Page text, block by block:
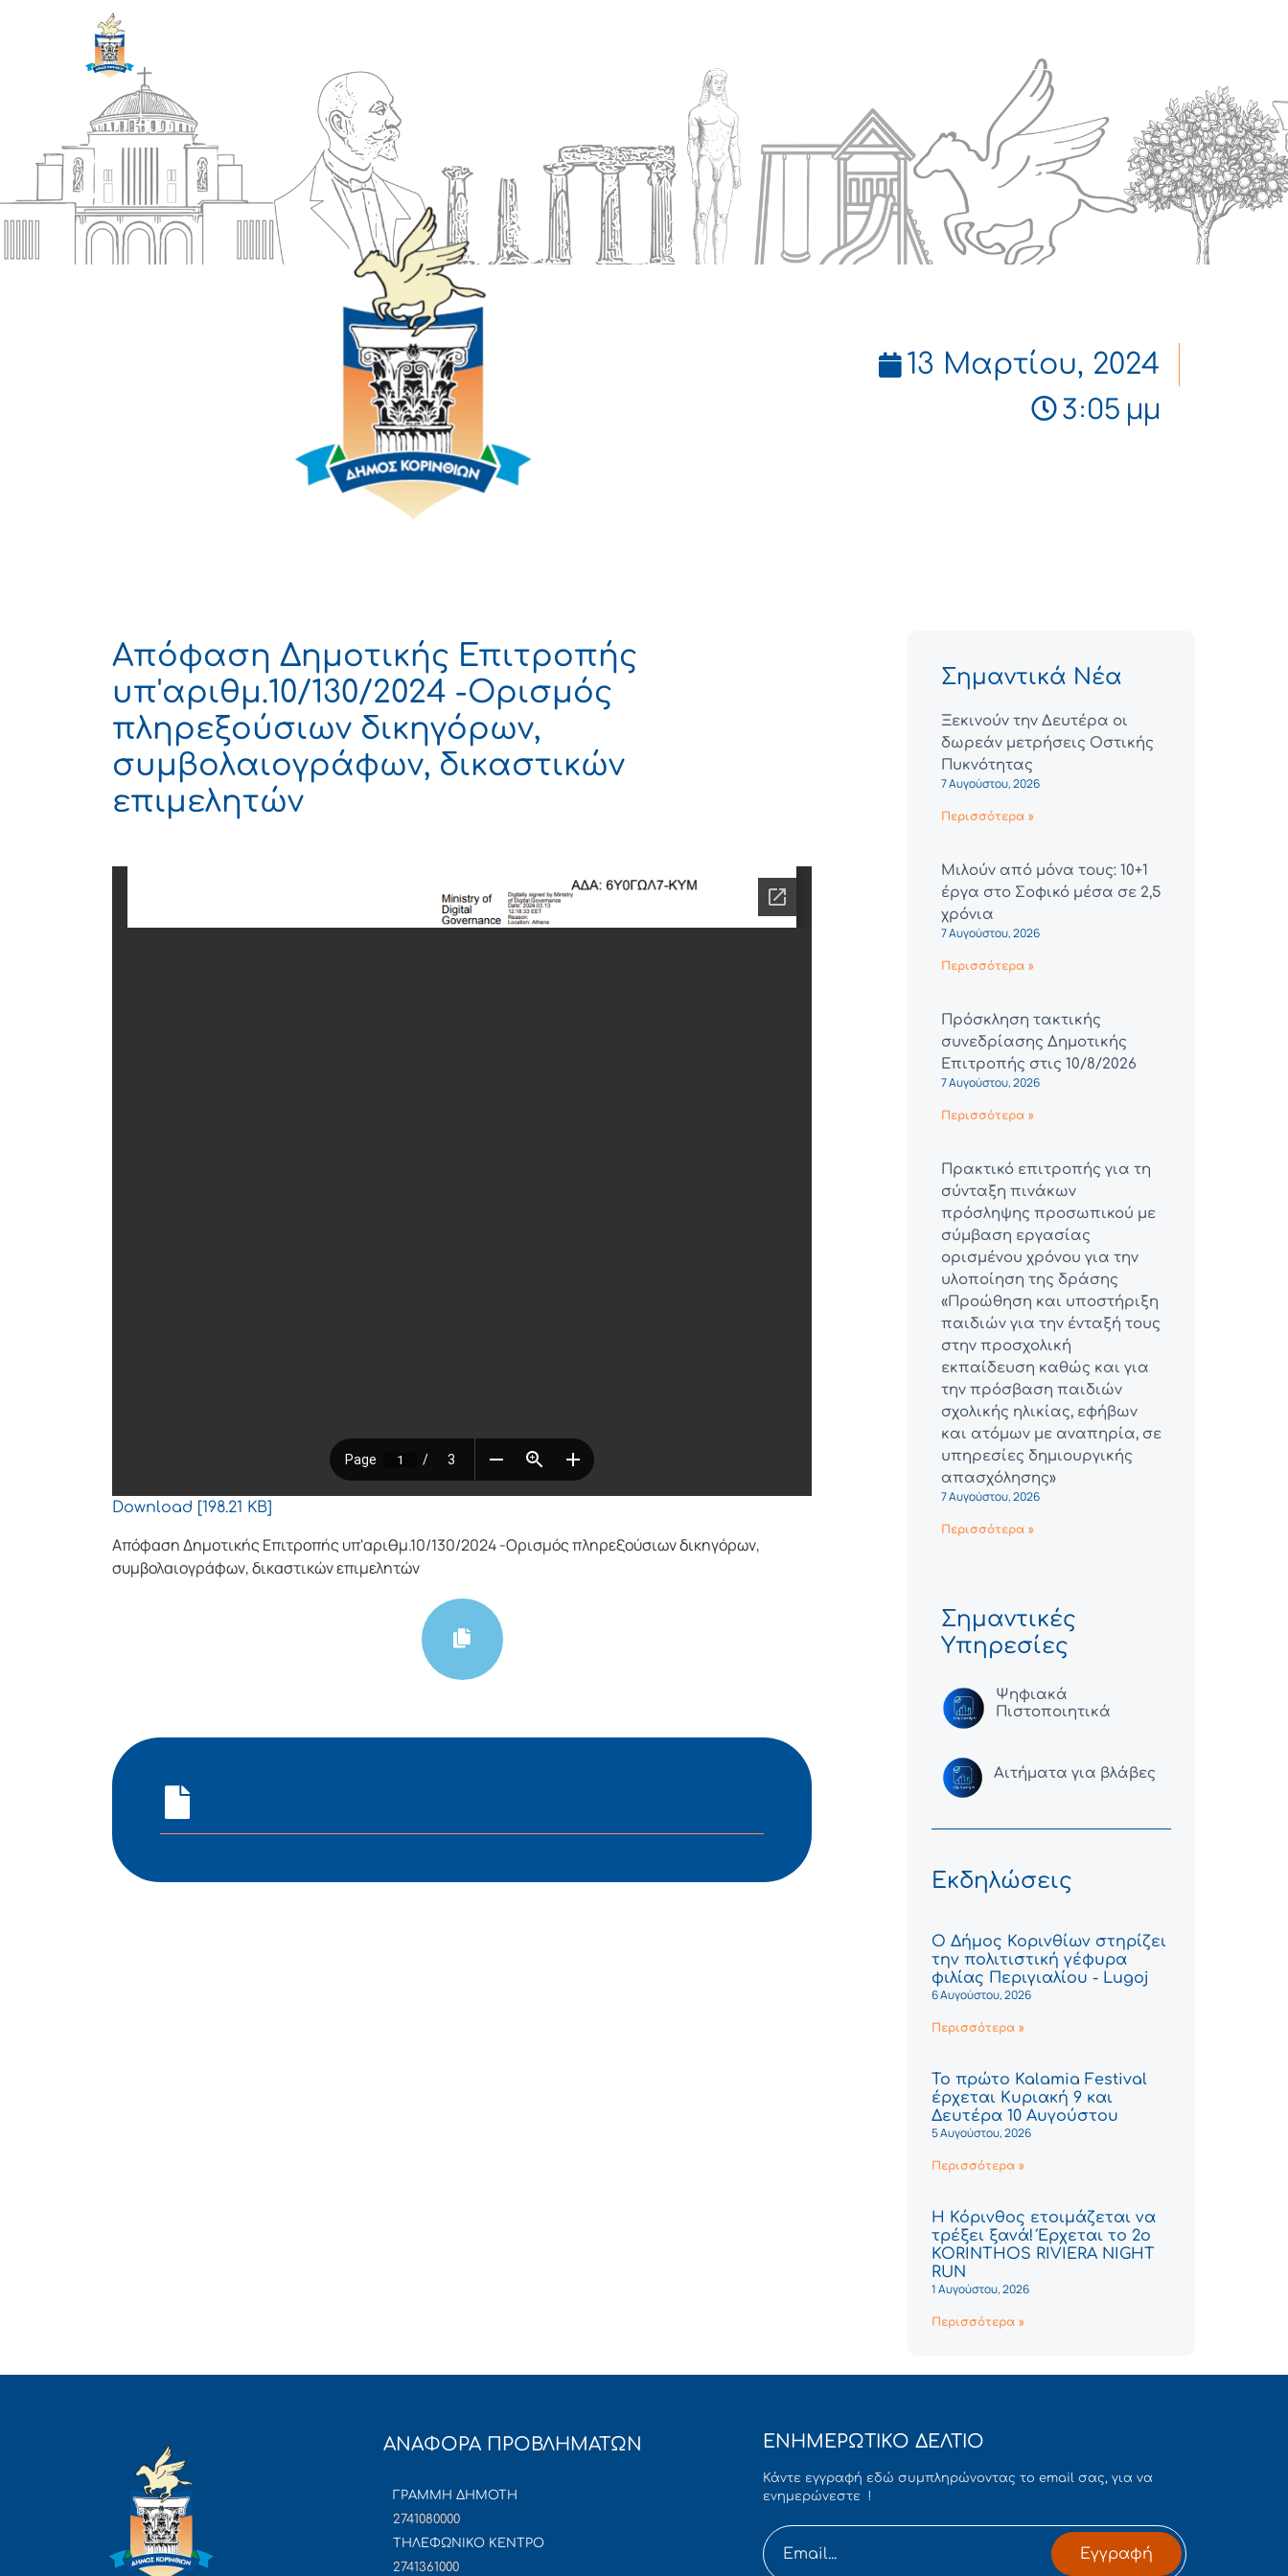
13 Μαρτίου, 2024
3:05 μμ
Απόφαση Δημοτικής Επιτροπής
υπ'αριθμ.10/130/2024 -Oρισμός
πληρεξούσιων δικηγόρων,
συμβολαιογράφων, δικαστικών
επιμελητών
Download [198.21 KB]
Απόφαση Δημοτικής Επιτροπής υπ'αριθμ.10/130/2024 -Oρισμός πληρεξούσιων δικηγόρων,
συμβολαιογράφων, δικαστικών επιμελητών
Σημαντικά Νέα
Ξεκινούν την Δευτέρα οι
δωρεάν μετρήσεις Οστικής
Πυκνότητας
7 Αυγούστου, 2026
Περισσότερα »
Μιλούν από μόνα τους: 10+1
έργα στο Σοφικό μέσα σε 2,5
χρόνια
7 Αυγούστου, 2026
Περισσότερα »
Πρόσκληση τακτικής
συνεδρίασης Δημοτικής
Επιτροπής στις 10/8/2026
7 Αυγούστου, 2026
Περισσότερα »
Πρακτικό επιτροπής για τη
σύνταξη πινάκων
πρόσληψης προσωπικού με
σύμβαση εργασίας
ορισμένου χρόνου για την
υλοποίηση της δράσης
«Προώθηση και υποστήριξη
παιδιών για την ένταξή τους
στην προσχολική
εκπαίδευση καθώς και για
την πρόσβαση παιδιών
σχολικής ηλικίας, εφήβων
και ατόμων με αναπηρία, σε
υπηρεσίες δημιουργικής
απασχόλησης»
7 Αυγούστου, 2026
Περισσότερα »
Σημαντικές
Υπηρεσίες
Ψηφιακά
Πιστοποιητικά
Αιτήματα για βλάβες
Εκδηλώσεις
Ο Δήμος Κορινθίων στηρίζει
την πολιτιστική γέφυρα
φιλίας Περιγιαλίου - Lugoj
6 Αυγούστου, 2026
Περισσότερα »
Το πρώτο Kalamia Festival
έρχεται Κυριακή 9 και
Δευτέρα 10 Αυγούστου
5 Αυγούστου, 2026
Περισσότερα »
Η Κόρινθος ετοιμάζεται να
τρέξει ξανά! Έρχεται το 2ο
KORINTHOS RIVIERA NIGHT
RUN
1 Αυγούστου, 2026
Περισσότερα »
ΑΝΑΦΟΡΑ ΠΡΟΒΛΗΜΑΤΩΝ
ΓΡΑΜΜΗ ΔΗΜΟΤΗ
2741080000
ΤΗΛΕΦΩΝΙΚΟ ΚΕΝΤΡΟ
2741361000
ΕΝΗΜΕΡΩΤΙΚΟ ΔΕΛΤΙΟ
Κάντε εγγραφή εδώ συμπληρώνοντας το email σας, για να
ενημερώνεστε !
Εγγραφή